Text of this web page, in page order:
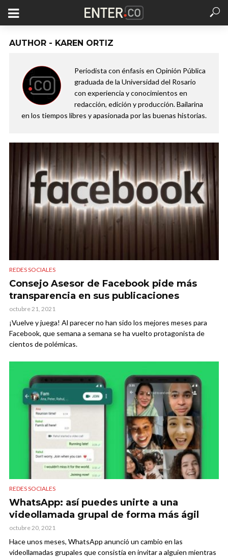
AUTHOR - KAREN ORTIZ
Periodista con énfasis en Opinión Pública
graduada de la Universidad del Rosario
con experiencia y conocimientos en
redacción, edición y producción. Bailarina
en los tiempos libres y apasionada por las buenas historias.
REDES SOCIALES
Consejo Asesor de Facebook pide más
transparencia en sus publicaciones
octubre 21, 2021
¡Vuelve y juega! Al parecer no han sido los mejores meses para
Facebook, que semana a semana se ha vuelto protagonista de
cientos de polémicas.
REDES SOCIALES
WhatsApp: así puedes unirte a una
videollamada grupal de forma más ágil
octubre 20, 2021
Hace unos meses, WhatsApp anunció un cambio en las
videollamadas grupales que consistía en invitar a alguien mientras